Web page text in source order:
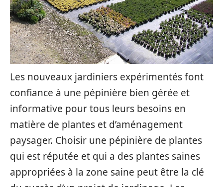
Les nouveaux jardiniers expérimentés font
confiance à une pépinière bien gérée et
informative pour tous leurs besoins en
matière de plantes et d’aménagement
paysager. Choisir une pépinière de plantes
qui est réputée et qui a des plantes saines
appropriées à la zone saine peut être la clé